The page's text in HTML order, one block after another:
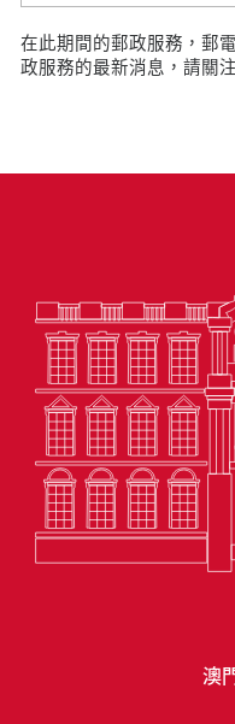
在此期間的郵政服務，郵
政服務的最新消息，請關
澳